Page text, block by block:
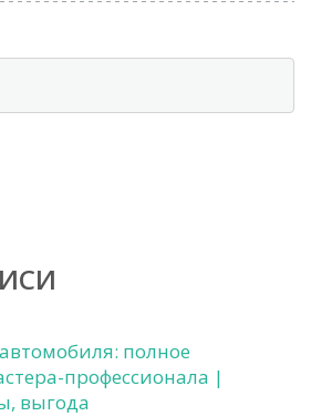
полное
профессионала |
выгода